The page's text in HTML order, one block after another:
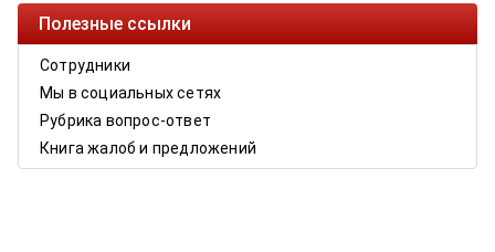
Полезные ссылки
Сотрудники
Мы в социальных сетях
Рубрика вопрос-ответ
Книга жалоб и предложений